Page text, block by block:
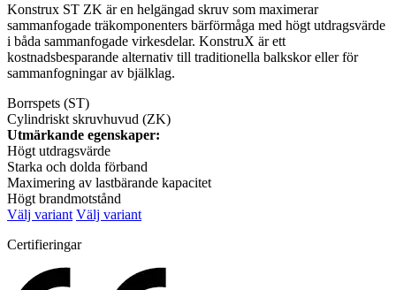
Konstrux ST ZK är en helgängad skruv som maximerar
sammanfogade träkomponenters bärförmåga med högt utdragsvärde
i båda sammanfogade virkesdelar. KonstruX är ett
kostnadsbesparande alternativ till traditionella balkskor eller för
sammanfogningar av bjälklag.
Borrspets (ST)
Cylindriskt skruvhuvud (ZK)
Utmärkande egenskaper:
Högt utdragsvärde
Starka och dolda förband
Maximering av lastbärande kapacitet
Högt brandmotstånd
Välj variant Välj variant
Certifieringar